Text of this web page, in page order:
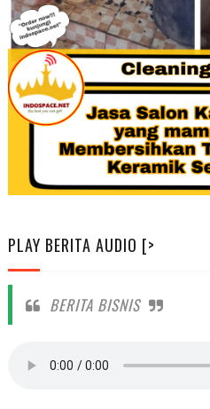
PLAY BERITA AUDIO [>
BERITA BISNIS